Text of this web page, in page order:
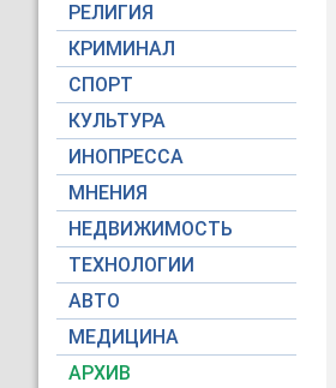
РЕЛИГИЯ
КРИМИНАЛ
СПОРТ
КУЛЬТУРА
ИНОПРЕССА
МНЕНИЯ
НЕДВИЖИМОСТЬ
ТЕХНОЛОГИИ
АВТО
МЕДИЦИНА
АРХИВ